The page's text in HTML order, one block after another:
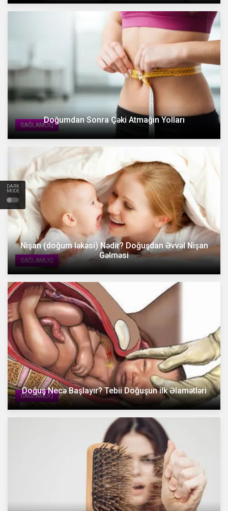
DARK
MODE
SAĞLAMLIQ
Doğumdan Sonra Çəki Atmağın Yolları
SAĞLAMLIQ
Nişan (doğum ləkəsi) Nədir? Doğuşdan Əvvəl Nişan
Gəlməsi
SAĞLAMLIQ
Doğuş Necə Başlayır? Tebii Doğuşun ilk Əlamətləri